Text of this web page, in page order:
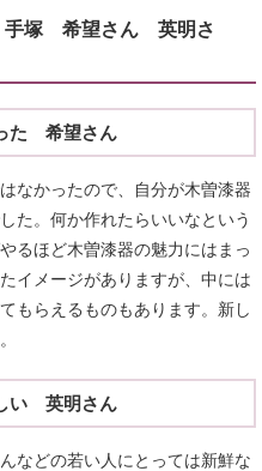
手塚 希望さん 英明さ
た 希望さん
なかったので、自分が木曽漆器
た。何か作れたらいいなという
るほど木曽漆器の魅力にはまっ
イメージがありますが、中には
もらえるものもあります。新し
い 英明さん
などの若い人にとっては新鮮な